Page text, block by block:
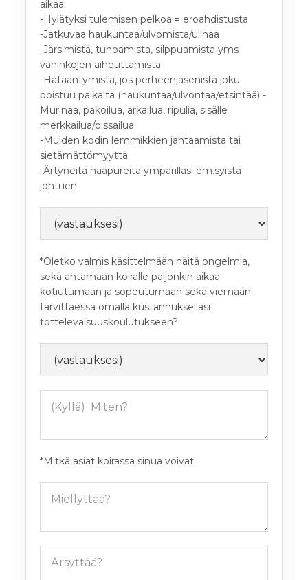
aikaa
-Hylätyksi tulemisen pelkoa = eroahdistusta
-Jatkuvaa haukuntaa/ulvomista/ulinaa
-Järsimistä, tuhoamista, silppuamista yms
vahinkojen aiheuttamista
-Hätääntymistä, jos perheenjäsenistä joku
poistuu paikalta (haukuntaa/ulvontaa/etsintää) -
Murinaa, pakoilua, arkailua, ripulia, sisälle
merkkailua/pissailua
-Muiden kodin lemmikkien jahtaamista tai
sietämättömyyttä
-Ärtyneitä naapureita ympärilläsi em.syistä
johtuen
*Oletko valmis käsittelmään näitä ongelmia,
sekä antamaan koiralle paljonkin aikaa
kotiutumaan ja sopeutumaan sekä viemään
tarvittaessa omalla kustannuksellasi
tottelevaisuuskoulutukseen?
*Mitkä asiat koirassa sinua voivat